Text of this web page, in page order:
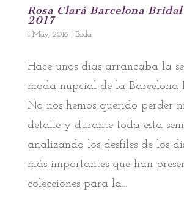
Rosa Clará Barcelona
2017
1 May, 2016 Boda
Hace unos días arrancaba la
moda nupcial de la Barcelona
No nos hemos querido perder
detalle y durante toda esta
analizando los desfiles de los
más importantes que han
colecciones para la...